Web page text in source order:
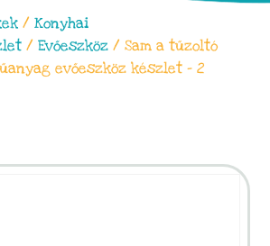
/ Konyhai
/ Evőeszköz / Sam a tűzoltó
evőeszköz készlet – 2